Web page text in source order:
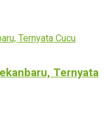
Ternyata